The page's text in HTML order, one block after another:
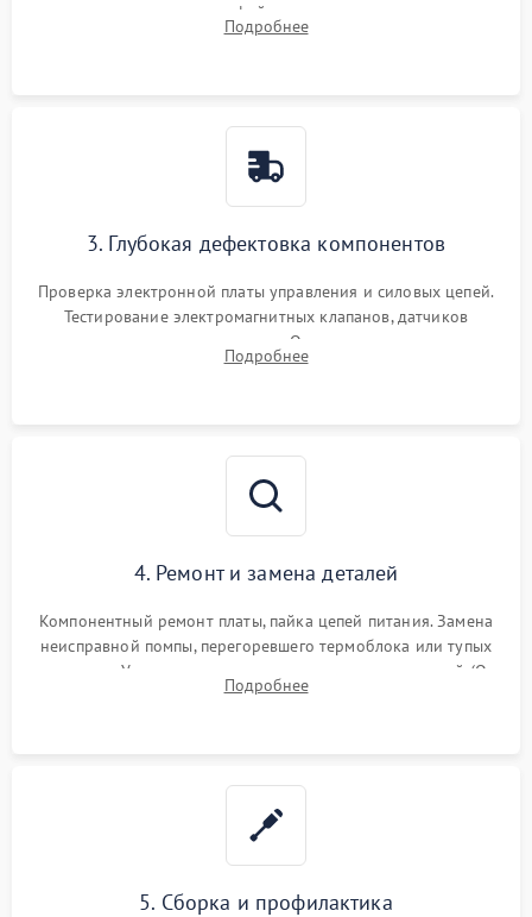
внутренних узлов от кофейных масел, жмыха и накипи.
Промывка дренажных каналов и фильтров с использованием
Подробнее
3. Глубокая дефектовка компонентов
Проверка электронной платы управления и силовых цепей.
Тестирование электромагнитных клапанов, датчиков
температуры и расходомера. Оценка степени износа
жерновов кофемолки, уплотнительных колец гидросистемы
Подробнее
4. Ремонт и замена деталей
Компонентный ремонт платы, пайка цепей питания. Замена
неисправной помпы, перегоревшего термоблока или тупых
жерновов. Установка новых силиконовых уплотнителей (O-
ring) и тефлоновых трубок для надежного устранения
Подробнее
5. Сборка и профилактика